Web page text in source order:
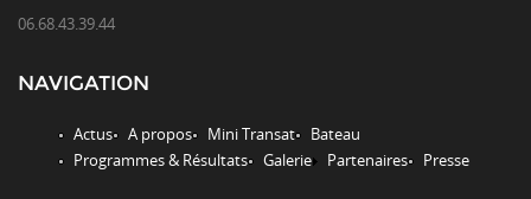
06.68.43.39.44
NAVIGATION
Actus A propos Mini Transat
Bateau
Programmes & Résultats
Galerie Partenaires Presse